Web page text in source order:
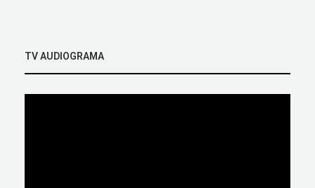
TV AUDIOGRAMA